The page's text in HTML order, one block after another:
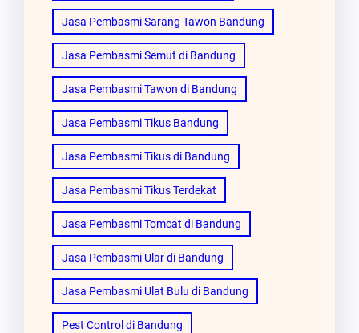
Jasa Pembasmi Sarang Tawon Bandung
Jasa Pembasmi Semut di Bandung
Jasa Pembasmi Tawon di Bandung
Jasa Pembasmi Tikus Bandung
Jasa Pembasmi Tikus di Bandung
Jasa Pembasmi Tikus Terdekat
Jasa Pembasmi Tomcat di Bandung
Jasa Pembasmi Ular di Bandung
Jasa Pembasmi Ulat Bulu di Bandung
Pest Control di Bandung